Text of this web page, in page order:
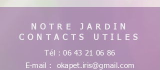
NOTRE JARDIN
CONTACTS UTILES
Tél :06 43 21 06 86
E-mail : okapet.iris@gmail.com